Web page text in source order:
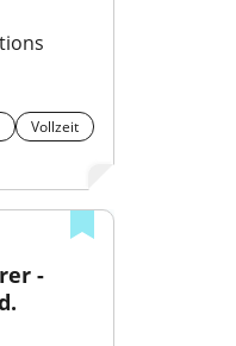
Vollzeit
Maschinen- und Anlagenführer -